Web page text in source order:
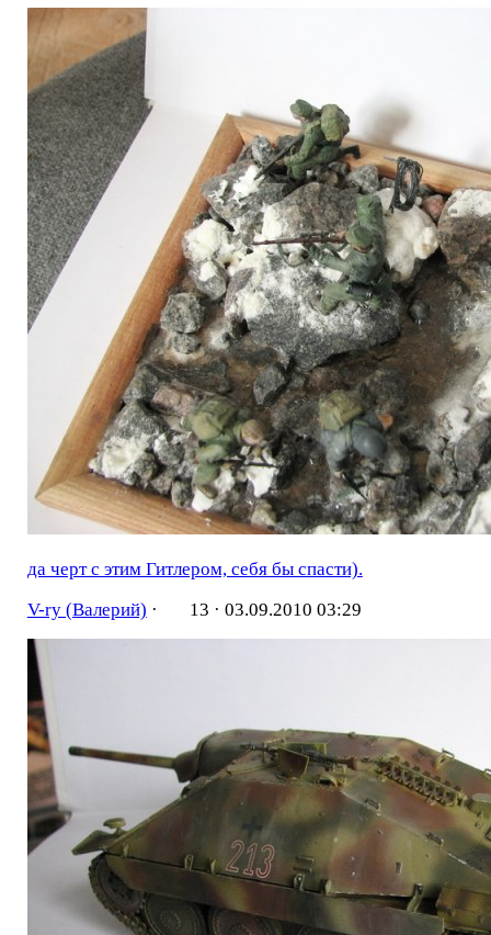
да черт с этим Гитлером, себя бы спасти).
V-ry (Валерий) · 13 · 03.09.2010 03:29